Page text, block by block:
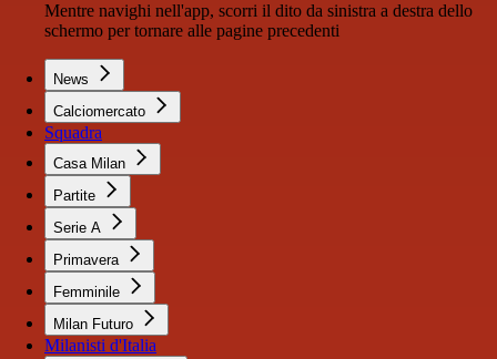
Mentre navighi nell'app, scorri il dito da sinistra a destra dello
schermo per tornare alle pagine precedenti
News
Calciomercato
Squadra
Casa Milan
Partite
Serie A
Primavera
Femminile
Milan Futuro
Milanisti d'Italia